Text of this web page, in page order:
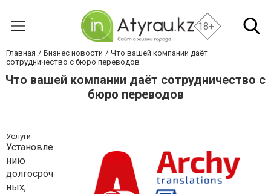
18+
Главная Бизнес новости
Что вашей компании даёт
сотрудничество с бюро переводов
Что вашей компании даёт сотрудничество с
бюро переводов
Услуги
Установле
нию
долгосроч
ных,